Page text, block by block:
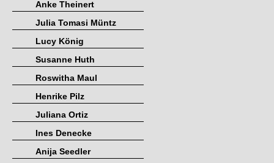
Anke Theinert
Julia Tomasi Müntz
Lucy König
Susanne Huth
Roswitha Maul
Henrike Pilz
Juliana Ortiz
Ines Denecke
Anija Seedler